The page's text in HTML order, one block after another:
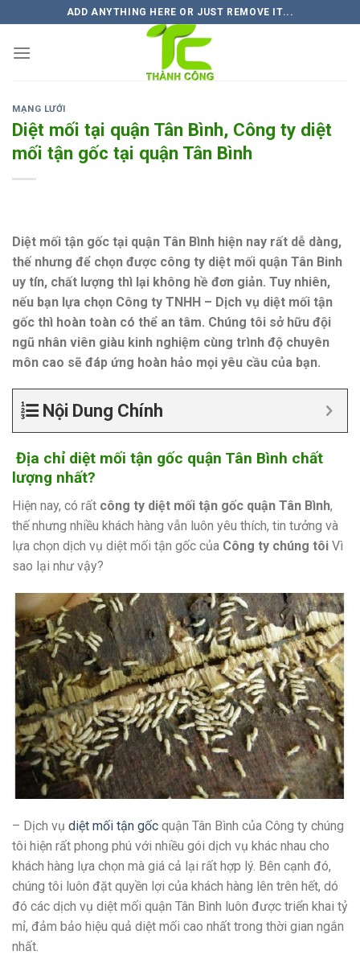
to
content
ADD ANYTHING HERE OR JUST REMOVE IT...
MẠNG LƯỚI
Diệt mối tại quận Tân Bình, Công ty diệt
mối tận gốc tại quận Tân Bình
Diệt mối tận gốc tại quận Tân Bình hiện nay rất dễ dàng,
thế nhưng để chọn được công ty diệt mối quận Tân Binh
uy tín, chất lượng thì lại không hề đơn giản. Tuy nhiên,
nếu bạn lựa chọn Công ty TNHH – Dịch vụ diệt mối tận
gốc thì hoàn toàn có thể an tâm. Chúng tôi sở hữu đội
ngũ nhân viên giàu kinh nghiệm cùng trình độ chuyên
môn cao sẽ đáp ứng hoàn hảo mọi yêu cầu của bạn.
Nội Dung Chính
Địa chỉ diệt mối tận gốc quận Tân Bình chất
lượng nhất?
Hiện nay, có rất công ty diệt mối tận gốc quận Tân Bình,
thế nhưng nhiều khách hàng vẫn luôn yêu thích, tin tưởng và
lựa chọn dịch vụ diệt mối tận gốc của Công ty chúng tôi Vì
sao lại như vậy?
– Dịch vụ diệt mối tận gốc quận Tân Bình của Công ty chúng
tôi hiện rất phong phú với nhiều gói dịch vụ khác nhau cho
khách hàng lựa chọn mà giá cả lại rất hợp lý. Bên cạnh đó,
chúng tôi luôn đặt quyền lợi của khách hàng lên trên hết, dó
đó các dịch vụ diệt mối quận Tân Bình luôn được triển khai tỷ
mỉ, đảm bảo hiệu quả diệt mối cao nhất trong thời gian ngắn
nhất.